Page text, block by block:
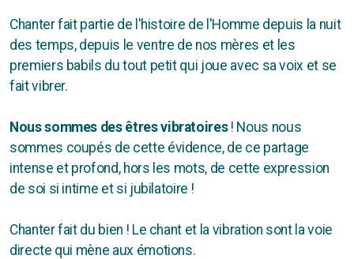
Chanter fait partie de l'histoire de l'Homme depuis la nuit
des temps, depuis le ventre de nos mères et les
premiers babils du tout petit qui joue avec sa voix et se
fait vibrer.
Nous sommes des êtres vibratoires! Nous nous
sommes coupés de cette évidence, de ce partage
intense et profond, hors les mots, de cette expression
de soi si intime et si jubilatoire !
Chanter fait du bien ! Le chant et la vibration sont la voie
directe qui mène aux émotions.